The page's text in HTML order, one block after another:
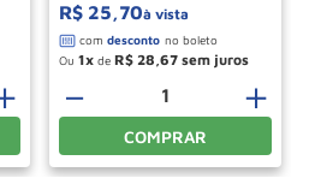
R$ 25,70à vista
Ou 1 de R$ 28,67
＋
－
COMPRAR